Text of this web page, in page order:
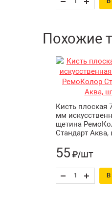
Похожие
Кисть плоская
мм
щетина
Стандарт Аква,
55 ₽/шт
В